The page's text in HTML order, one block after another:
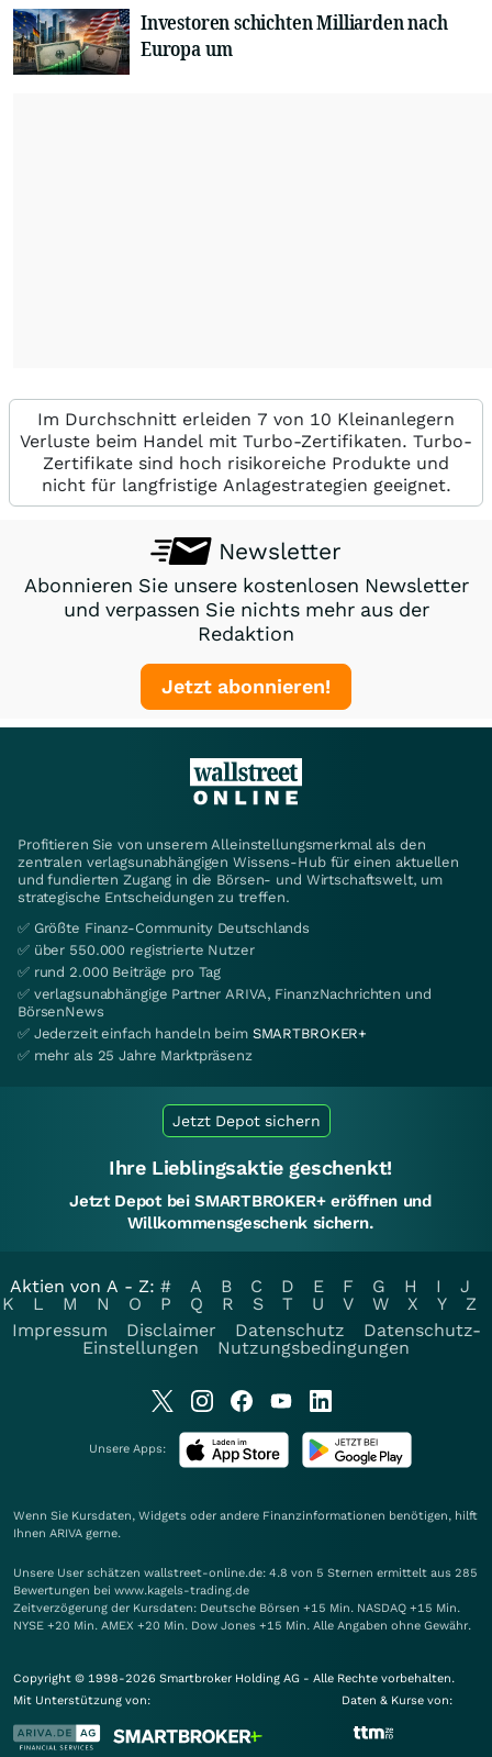
Investoren schichten Milliarden nach
Europa um
Im Durchschnitt erleiden 7 von 10 Kleinanlegern
Verluste beim Handel mit Turbo-Zertifikaten. Turbo-
Zertifikate sind hoch risikoreiche Produkte und
nicht für langfristige Anlagestrategien geeignet.
Newsletter
Abonnieren Sie unsere kostenlosen Newsletter
und verpassen Sie nichts mehr aus der
Redaktion
Jetzt abonnieren!
Profitieren Sie von unserem Alleinstellungsmerkmal als den
zentralen verlagsunabhängigen Wissens-Hub für einen aktuellen
und fundierten Zugang in die Börsen- und Wirtschaftswelt, um
strategische Entscheidungen zu treffen.
✅ Größte Finanz-Community Deutschlands
✅ über 550.000 registrierte Nutzer
✅ rund 2.000 Beiträge pro Tag
✅ verlagsunabhängige Partner ARIVA, FinanzNachrichten und
BörsenNews
✅ Jederzeit einfach handeln beim SMARTBROKER+
✅ mehr als 25 Jahre Marktpräsenz
Jetzt Depot sichern
Ihre Lieblingsaktie geschenkt!
Jetzt Depot bei SMARTBROKER+ eröffnen und
Willkommensgeschenk sichern.
Aktien von A - Z: # A B C D E F G H I
J
K
L M N O P Q R S T U V W X Y
Z
Impressum
Disclaimer Datenschutz
Datenschutz-
Einstellungen
Nutzungsbedingungen
Unsere Apps:
Wenn Sie Kursdaten, Widgets oder andere Finanzinformationen benötigen, hilft
Ihnen ARIVA gerne.
Unsere User schätzen wallstreet-online.de: 4.8 von 5 Sternen ermittelt aus 285
Bewertungen bei www.kagels-trading.de
Zeitverzögerung der Kursdaten: Deutsche Börsen +15 Min. NASDAQ +15 Min.
NYSE +20 Min. AMEX +20 Min. Dow Jones +15 Min. Alle Angaben ohne Gewähr.
Copyright © 1998-2026 Smartbroker Holding AG - Alle Rechte vorbehalten.
Mit Unterstützung von:
Daten & Kurse von: